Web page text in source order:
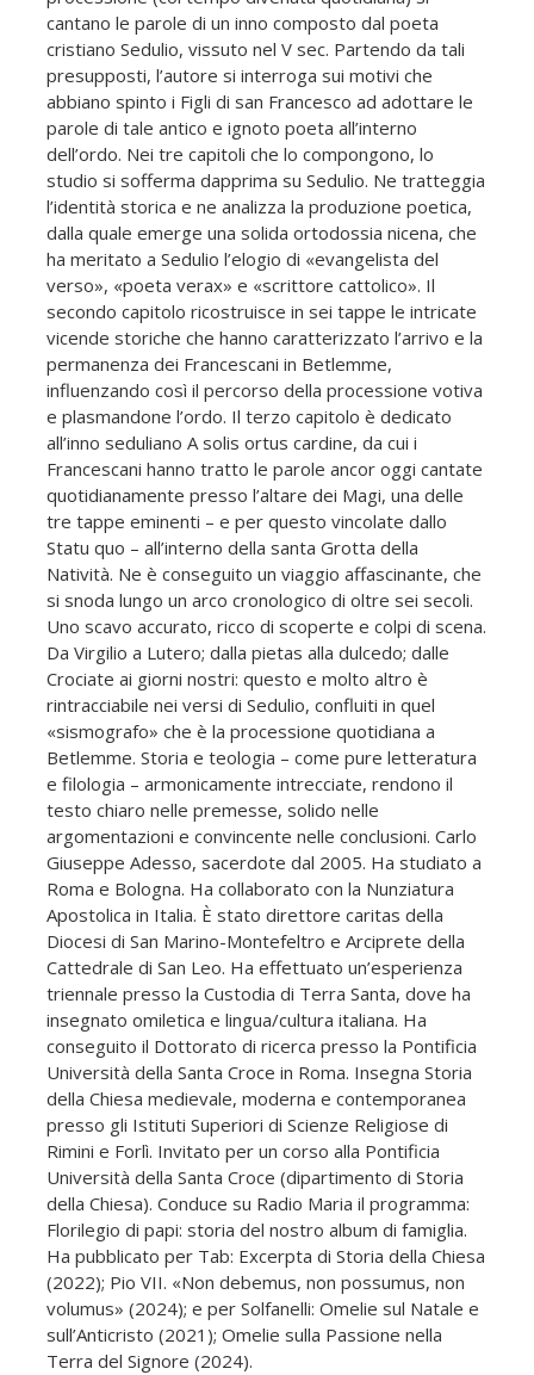
cantano le parole di un inno composto dal poeta
cristiano Sedulio, vissuto nel V sec. Partendo da tali
presupposti, l’autore si interroga sui motivi che
abbiano spinto i Figli di san Francesco ad adottare le
parole di tale antico e ignoto poeta all’interno
dell’ordo. Nei tre capitoli che lo compongono, lo
studio si sofferma dapprima su Sedulio. Ne tratteggia
l’identità storica e ne analizza la produzione poetica,
dalla quale emerge una solida ortodossia nicena, che
ha meritato a Sedulio l’elogio di «evangelista del
verso», «poeta verax» e «scrittore cattolico». Il
secondo capitolo ricostruisce in sei tappe le intricate
vicende storiche che hanno caratterizzato l’arrivo e la
permanenza dei Francescani in Betlemme,
influenzando così il percorso della processione votiva
e plasmandone l’ordo. Il terzo capitolo è dedicato
all’inno seduliano A solis ortus cardine, da cui i
Francescani hanno tratto le parole ancor oggi cantate
quotidianamente presso l’altare dei Magi, una delle
tre tappe eminenti – e per questo vincolate dallo
Statu quo – all’interno della santa Grotta della
Natività. Ne è conseguito un viaggio affascinante, che
si snoda lungo un arco cronologico di oltre sei secoli.
Uno scavo accurato, ricco di scoperte e colpi di scena.
Da Virgilio a Lutero; dalla pietas alla dulcedo; dalle
Crociate ai giorni nostri: questo e molto altro è
rintracciabile nei versi di Sedulio, confluiti in quel
«sismografo» che è la processione quotidiana a
Betlemme. Storia e teologia – come pure letteratura
e filologia – armonicamente intrecciate, rendono il
testo chiaro nelle premesse, solido nelle
argomentazioni e convincente nelle conclusioni. Carlo
Giuseppe Adesso, sacerdote dal 2005. Ha studiato a
Roma e Bologna. Ha collaborato con la Nunziatura
Apostolica in Italia. È stato direttore caritas della
Diocesi di San Marino-Montefeltro e Arciprete della
Cattedrale di San Leo. Ha effettuato un’esperienza
triennale presso la Custodia di Terra Santa, dove ha
insegnato omiletica e lingua/cultura italiana. Ha
conseguito il Dottorato di ricerca presso la Pontificia
Università della Santa Croce in Roma. Insegna Storia
della Chiesa medievale, moderna e contemporanea
presso gli Istituti Superiori di Scienze Religiose di
Rimini e Forlì. Invitato per un corso alla Pontificia
Università della Santa Croce (dipartimento di Storia
della Chiesa). Conduce su Radio Maria il programma:
Florilegio di papi: storia del nostro album di famiglia.
Ha pubblicato per Tab: Excerpta di Storia della Chiesa
(2022); Pio VII. «Non debemus, non possumus, non
volumus» (2024); e per Solfanelli: Omelie sul Natale e
sull’Anticristo (2021); Omelie sulla Passione nella
Terra del Signore (2024).